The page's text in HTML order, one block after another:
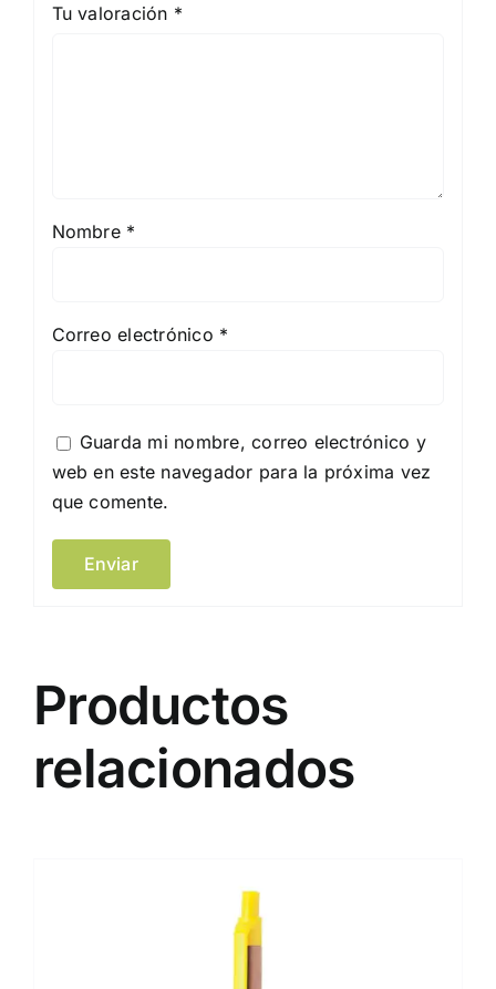
Tu valoración *
Nombre *
Correo electrónico *
Guarda mi nombre, correo electrónico y
web en este navegador para la próxima vez
que comente.
Productos
relacionados